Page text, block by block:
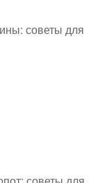
советы для